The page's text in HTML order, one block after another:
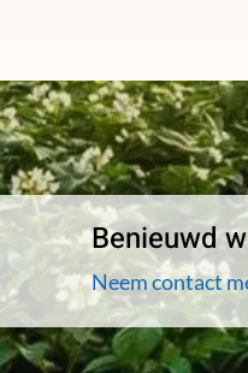
Benieuwd
Neem contact